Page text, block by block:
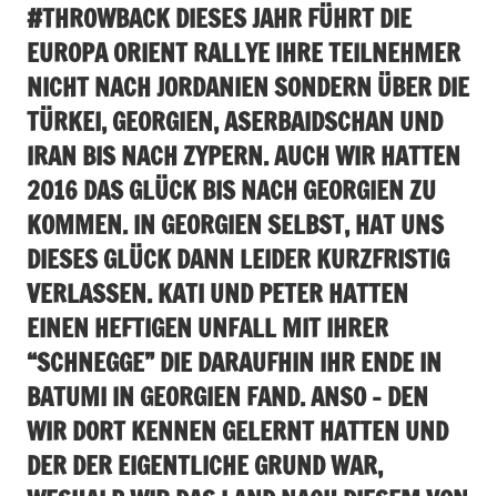
#THROWBACK DIESES JAHR FÜHRT DIE
EUROPA ORIENT RALLYE IHRE TEILNEHMER
NICHT NACH JORDANIEN SONDERN ÜBER DIE
TÜRKEI, GEORGIEN, ASERBAIDSCHAN UND
IRAN BIS NACH ZYPERN. AUCH WIR HATTEN
2016 DAS GLÜCK BIS NACH GEORGIEN ZU
KOMMEN. IN GEORGIEN SELBST, HAT UNS
DIESES GLÜCK DANN LEIDER KURZFRISTIG
VERLASSEN. KATI UND PETER HATTEN
EINEN HEFTIGEN UNFALL MIT IHRER
“SCHNEGGE” DIE DARAUFHIN IHR ENDE IN
BATUMI IN GEORGIEN FAND. ANSO – DEN
WIR DORT KENNEN GELERNT HATTEN UND
DER DER EIGENTLICHE GRUND WAR,